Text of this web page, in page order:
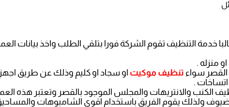
خدمة التنظيف تقوم الشركة فورا بتلقي الطلب واخذ بيانات
منزله .
القصر سواء تنظيف موكيت او سجاد او كليم وذلك عن طريق
.
الكنب والانتريهات والمجلس الموجود بالقصر وتعتبر هذه
ولذلك يقوم الفريق باستخدام اقوي الشامبوهات